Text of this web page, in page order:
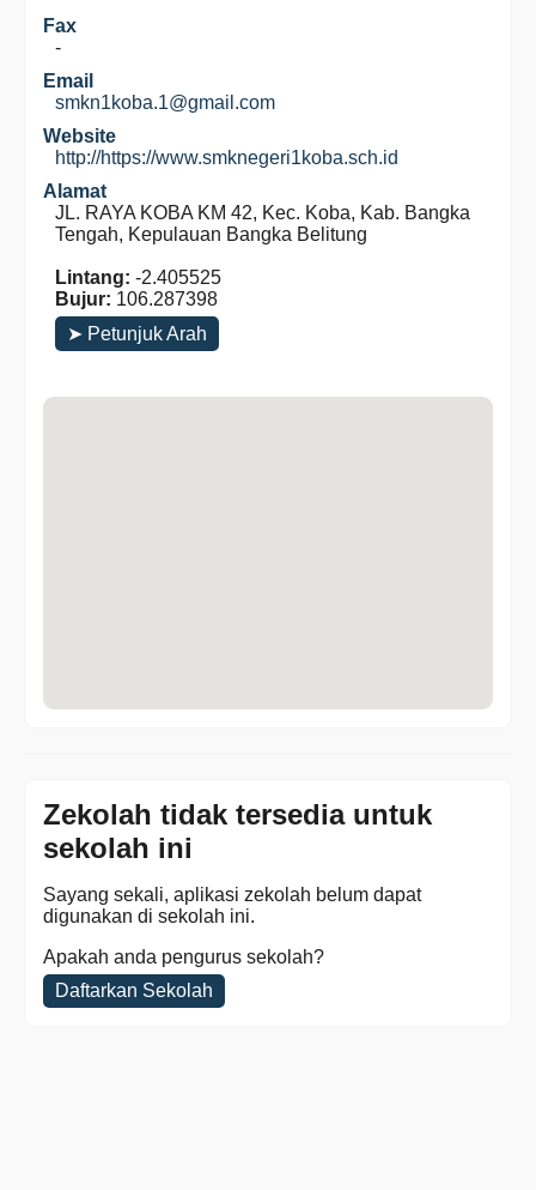
Fax
-
Email
smkn1koba.1@gmail.com
Website
http://https://www.smknegeri1koba.sch.id
Alamat
JL. RAYA KOBA KM 42, Kec. Koba, Kab. Bangka
Tengah, Kepulauan Bangka Belitung
Lintang: -2.405525
Bujur: 106.287398
➤ Petunjuk Arah
Zekolah tidak tersedia untuk
sekolah ini
Sayang sekali, aplikasi zekolah belum dapat
digunakan di sekolah ini.
Apakah anda pengurus sekolah?
Daftarkan Sekolah